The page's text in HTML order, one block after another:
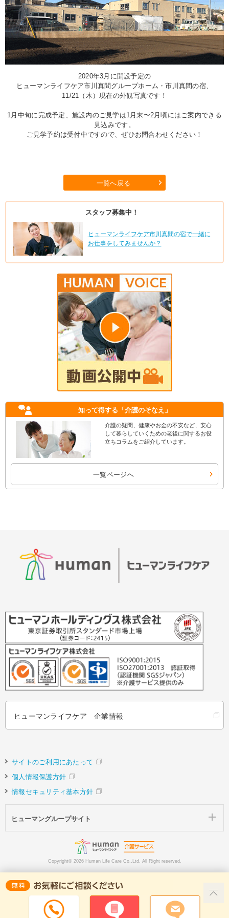
2020年3月に開設予定の
ヒューマンライフケア市川真間グループホーム・市川真間の宿、
11/21（木）現在の外観写真です！
1月中旬に完成予定、施設内のご見学は1月末〜2月頃にはご案内できる
見込みです。
ご見学予約は受付中ですので、ぜひお問合わせください！
一覧へ戻る
スタッフ募集中！
ヒューマンライフケア市川真間の宿で一緒に
お仕事をしてみませんか？
知って得する 「介護のそなえ」
介護の疑問、健康やお金の不安など、安心
して暮らしていくための老後に関するお役
立ちコラムをご紹介しています。
一覧ページへ
ヒューマンライフケア 企業情報
サイトのご利用にあたって
個人情報保護方針
情報セキュリティ基本方針
ヒューマングループサイト
Copyright© 2026 Human Life Care Co.,Ltd. All Right reserved.